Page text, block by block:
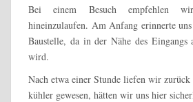
Bei einem Besuch empfehlen
hineinzulaufen. Am Anfang erinnerte uns
Baustelle, da in der Nähe des Eingangs
wird.
Nach etwa einer Stunde liefen wir
kühler gewesen, hätten wir uns hier